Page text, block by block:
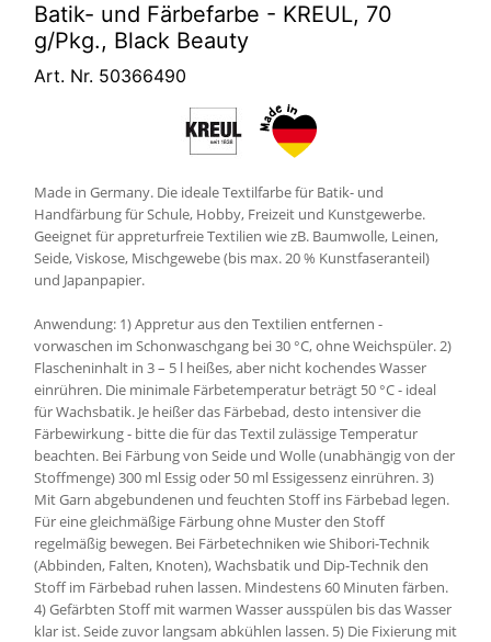
Batik- und Färbefarbe - KREUL, 70
g/Pkg., Black Beauty
Art. Nr. 50366490
Made in Germany. Die ideale Textilfarbe für Batik- und
Handfärbung für Schule, Hobby, Freizeit und Kunstgewerbe.
Geeignet für appreturfreie Textilien wie zB. Baumwolle, Leinen,
Seide, Viskose, Mischgewebe (bis max. 20 % Kunstfaseranteil)
und Japanpapier.
Anwendung: 1) Appretur aus den Textilien entfernen -
vorwaschen im Schonwaschgang bei 30 °C, ohne Weichspüler. 2)
Flascheninhalt in 3 – 5 l heißes, aber nicht kochendes Wasser
einrühren. Die minimale Färbetemperatur beträgt 50 °C - ideal
für Wachsbatik. Je heißer das Färbebad, desto intensiver die
Färbewirkung - bitte die für das Textil zulässige Temperatur
beachten. Bei Färbung von Seide und Wolle (unabhängig von der
Stoffmenge) 300 ml Essig oder 50 ml Essigessenz einrühren. 3)
Mit Garn abgebundenen und feuchten Stoff ins Färbebad legen.
Für eine gleichmäßige Färbung ohne Muster den Stoff
regelmäßig bewegen. Bei Färbetechniken wie Shibori-Technik
(Abbinden, Falten, Knoten), Wachsbatik und Dip-Technik den
Stoff im Färbebad ruhen lassen. Mindestens 60 Minuten färben.
4) Gefärbten Stoff mit warmen Wasser ausspülen bis das Wasser
klar ist. Seide zuvor langsam abkühlen lassen. 5) Die Fixierung mit